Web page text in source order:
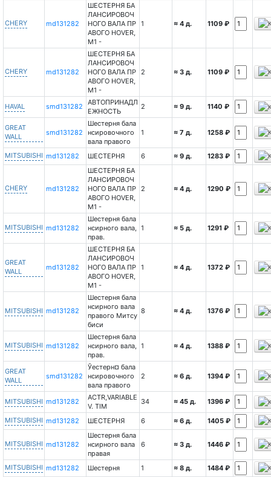
CHERY md131282
ШЕСТЕРНЯ БА
ЛАНСИРОВОЧ
НОГО ВАЛА ПР
АВОГО HOVER,
М1 -
1 ≈ 4 д. 1109 ₽
CHERY md131282
ШЕСТЕРНЯ БА
ЛАНСИРОВОЧ
НОГО ВАЛА ПР
АВОГО HOVER,
М1 -
2 ≈ 3 д. 1109 ₽
HAVAL smd131282
АВТОПРИНАДЛ
ЕЖНОСТЬ
2 ≈ 9 д. 1140 ₽
GREAT
WALL
smd131282
Шестерня бала
нсировочного
вала правого
1 ≈ 7 д. 1258 ₽
MITSUBISHI md131282 ШЕСТЕРНЯ 6 ≈ 9 д. 1283 ₽
CHERY md131282
ШЕСТЕРНЯ БА
ЛАНСИРОВОЧ
НОГО ВАЛА ПР
АВОГО HOVER,
М1 -
2 ≈ 4 д. 1290 ₽
MITSUBISHI md131282
Шестерня бала
нсирного вала,
прав.
1 ≈ 5 д. 1291 ₽
GREAT
WALL
md131282
ШЕСТЕРНЯ БА
ЛАНСИРОВОЧ
НОГО ВАЛА ПР
АВОГО HOVER,
М1 -
1 ≈ 4 д. 1372 ₽
MITSUBISHI md131282
Шестерня бала
нсирного вала
правого Митсу
биси
8 ≈ 4 д. 1376 ₽
MITSUBISHI md131282
Шестерня бала
нсирного вала,
прав.
1 ≈ 4 д. 1388 ₽
GREAT
WALL
smd131282
Ўестерн¤ бала
нсировочного
вала правого
2 ≈ 6 д. 1394 ₽
MITSUBISHI md131282
ACTR,VARIABLE
V. TIM
34 ≈ 45 д. 1396 ₽
MITSUBISHI md131282 ШЕСТЕРНЯ 6 ≈ 6 д. 1405 ₽
MITSUBISHI md131282
Шестерня бала
нсирного вала
правая
6 ≈ 3 д. 1446 ₽
MITSUBISHI md131282 Шестерня 1 ≈ 8 д. 1484 ₽